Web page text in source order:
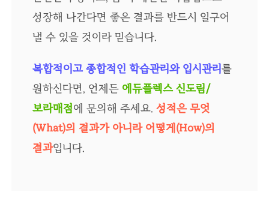
성장해 나간다면 좋은 결과를 반드시 일구어
낼 수 있을 것이라 믿습니다.
복합적이고 종합적인 학습관리와 입시관리를
원하신다면, 언제든 에듀플렉스 신도림/
보라매점에 문의해 주세요. 성적은 무엇
(What)의 결과가 아니라 어떻게(How)의
결과입니다.